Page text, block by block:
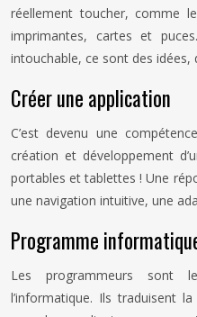
réellement toucher, comme
imprimantes, cartes et
intouchable, ce sont des
Créer une application
C’est devenu une
création et développement
portables et tablettes ! Une
une navigation intuitive, une
Programme
Les programmeurs sont
l’informatique. Ils traduisent